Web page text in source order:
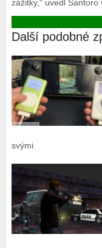
zážitky,“ uvedl
Další podobné
svými